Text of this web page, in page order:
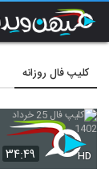
کلیپ فال روزانه
۳۴:۴۹ HD